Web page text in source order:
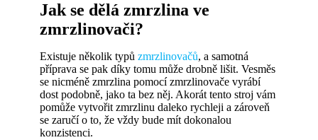
Jak se dělá zmrzlina ve
zmrzlinovači?
Existuje několik typů zmrzlinovačů, a samotná
příprava se pak díky tomu může drobně lišit. Vesměs
se nicméně zmrzlina pomocí zmrzlinovače vyrábí
dost podobně, jako ta bez něj. Akorát tento stroj vám
pomůže vytvořit zmrzlinu daleko rychleji a zároveň
se zaručí o to, že vždy bude mít dokonalou
konzistenci.